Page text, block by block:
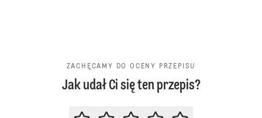
ZACHĘCAMY DO OCENY PRZEPISU
Jak udał Ci się ten przepis?
ZACHĘCAMY DO OCENY